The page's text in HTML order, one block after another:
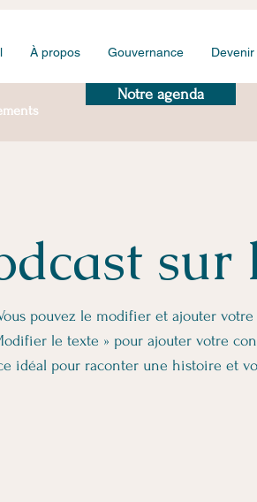
Notre agenda
À propos Gouvernance
sur
pouvez le modifier et ajouter
le texte » pour ajouter votre
idéal pour raconter une histoire et